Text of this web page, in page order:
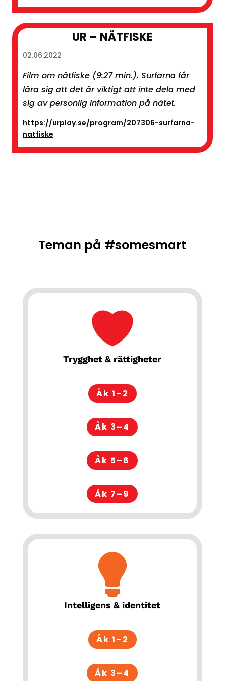
UR – NÄTFISKE
02.06.2022
Film om nätfiske (9:27 min.). Surfarna får
lära sig att det är viktigt att inte dela med
sig av personlig information på nätet.
https://urplay.se/program/207306-surfarna-
natfiske
Teman på #somesmart
Trygghet & rättigheter
Åk 1–2
Åk 3–4
Åk 5–6
Åk 7–9
Intelligens & identitet
Åk 1–2
Åk 3–4